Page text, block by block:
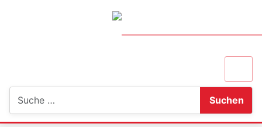
Suchen